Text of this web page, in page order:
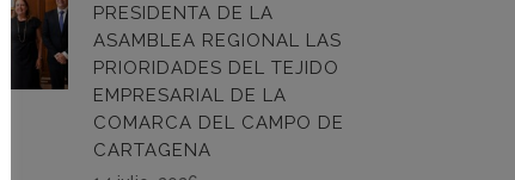
PRESIDENTA DE LA
ASAMBLEA REGIONAL LAS
PRIORIDADES DEL TEJIDO
EMPRESARIAL DE LA
COMARCA DEL CAMPO DE
CARTAGENA